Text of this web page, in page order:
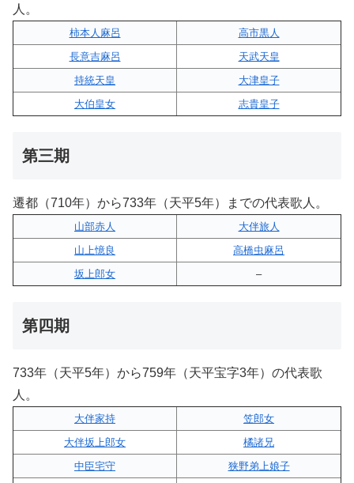
人。
柿本人麻呂
高市黒人
長意吉麻呂
天武天皇
持統天皇
大津皇子
大伯皇女
志貴皇子
第三期
遷都（710年）から733年（天平5年）までの代表歌人。
山部赤人
大伴旅人
山上憶良
高橋虫麻呂
坂上郎女
–
第四期
733年（天平5年）から759年（天平宝字3年）の代表歌
人。
大伴家持
笠郎女
大伴坂上郎女
橘諸兄
中臣宅守
狭野弟上娘子